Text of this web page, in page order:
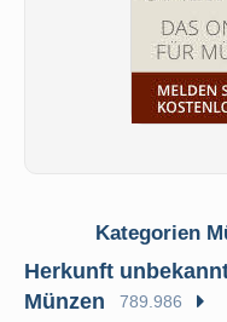
Kategorien
Herkunft
Münzen 789.986